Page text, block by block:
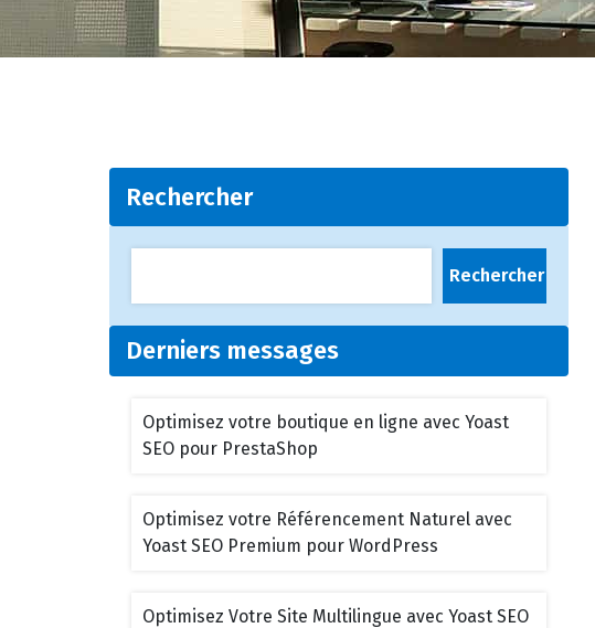
Rechercher
Rechercher
Derniers messages
Optimisez votre boutique en ligne avec Yoast
SEO pour PrestaShop
Optimisez votre Référencement Naturel avec
Yoast SEO Premium pour WordPress
Optimisez Votre Site Multilingue avec Yoast SEO